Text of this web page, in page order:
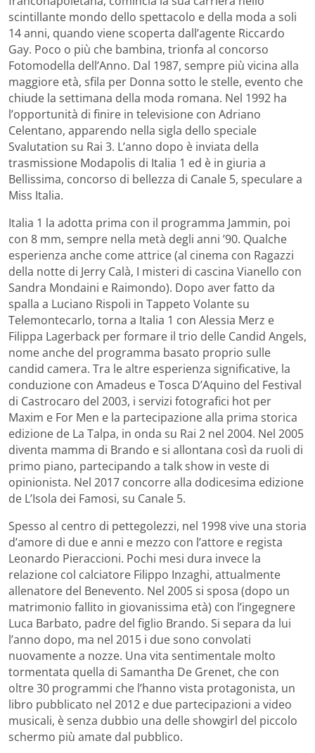
scintillante mondo dello spettacolo e della moda a soli
14 anni, quando viene scoperta dall’agente Riccardo
Gay. Poco o più che bambina, trionfa al concorso
Fotomodella dell’Anno. Dal 1987, sempre più vicina alla
maggiore età, sfila per Donna sotto le stelle, evento che
chiude la settimana della moda romana. Nel 1992 ha
l’opportunità di finire in televisione con Adriano
Celentano, apparendo nella sigla dello speciale
Svalutation su Rai 3. L’anno dopo è inviata della
trasmissione Modapolis di Italia 1 ed è in giuria a
Bellissima, concorso di bellezza di Canale 5, speculare a
Miss Italia.
Italia 1 la adotta prima con il programma Jammin, poi
con 8 mm, sempre nella metà degli anni ’90. Qualche
esperienza anche come attrice (al cinema con Ragazzi
della notte di Jerry Calà, I misteri di cascina Vianello con
Sandra Mondaini e Raimondo). Dopo aver fatto da
spalla a Luciano Rispoli in Tappeto Volante su
Telemontecarlo, torna a Italia 1 con Alessia Merz e
Filippa Lagerback per formare il trio delle Candid Angels,
nome anche del programma basato proprio sulle
candid camera. Tra le altre esperienza significative, la
conduzione con Amadeus e Tosca D’Aquino del Festival
di Castrocaro del 2003, i servizi fotografici hot per
Maxim e For Men e la partecipazione alla prima storica
edizione de La Talpa, in onda su Rai 2 nel 2004. Nel 2005
diventa mamma di Brando e si allontana così da ruoli di
primo piano, partecipando a talk show in veste di
opinionista. Nel 2017 concorre alla dodicesima edizione
de L’Isola dei Famosi, su Canale 5.
Spesso al centro di pettegolezzi, nel 1998 vive una storia
d’amore di due e anni e mezzo con l’attore e regista
Leonardo Pieraccioni. Pochi mesi dura invece la
relazione col calciatore Filippo Inzaghi, attualmente
allenatore del Benevento. Nel 2005 si sposa (dopo un
matrimonio fallito in giovanissima età) con l’ingegnere
Luca Barbato, padre del figlio Brando. Si separa da lui
l’anno dopo, ma nel 2015 i due sono convolati
nuovamente a nozze. Una vita sentimentale molto
tormentata quella di Samantha De Grenet, che con
oltre 30 programmi che l’hanno vista protagonista, un
libro pubblicato nel 2012 e due partecipazioni a video
musicali, è senza dubbio una delle showgirl del piccolo
schermo più amate dal pubblico.